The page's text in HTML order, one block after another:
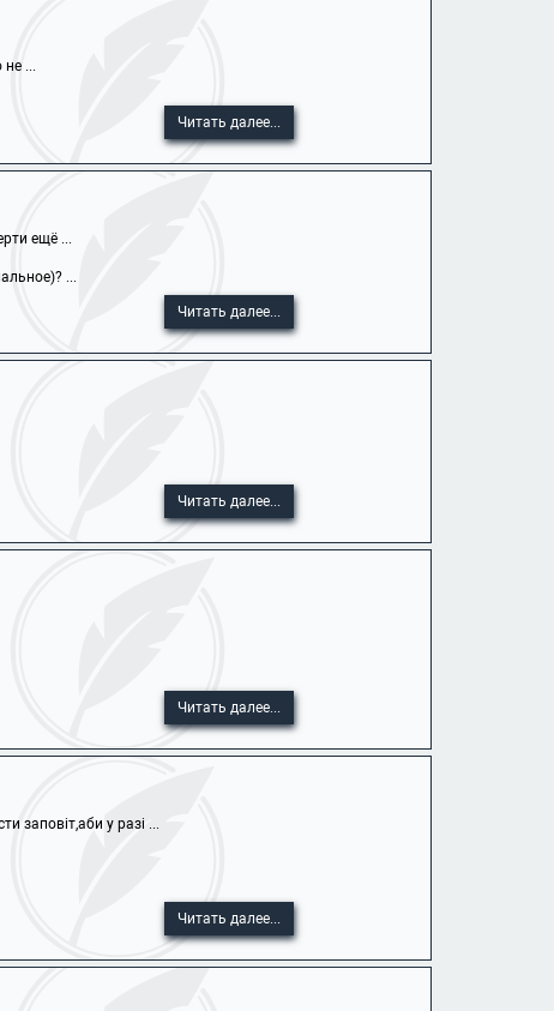
...
Читать далее...
ещё ...
...
Читать далее...
Читать далее...
Читать далее...
заповіт,аби у разі ...
Читать далее...